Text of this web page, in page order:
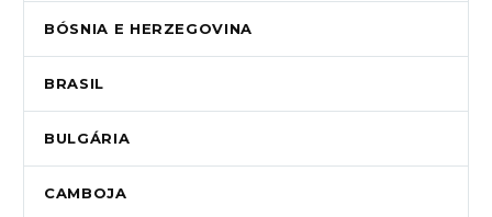
BÓSNIA E HERZEGOVINA
BRASIL
BULGÁRIA
CAMBOJA